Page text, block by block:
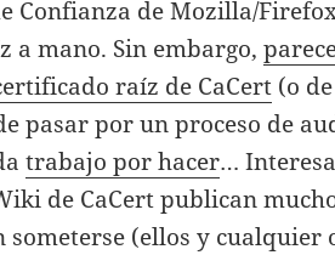
Confianza de Mozilla/
a mano. Sin embargo,
raíz de CaCert (o
pasar por un proceso de
trabajo por hacer…
de CaCert publican
someterse (ellos y